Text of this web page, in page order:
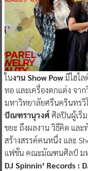
ในงาน Show Powมีไฮไล
ทอ และเครื่องตกแต่ง จา
มหาวิทยาลัยศรีนครินทร
ปัณฑรานุวงศ์ศิลปินผู้เริ่ม
ขยะ ถึงผลงาน วิธีคิด แล
สร้างสรรค์คนหนึ่ง และ
แฟชั่น คณะมัณฑนศิลป์ ม
DJ Spinnin’ Records :